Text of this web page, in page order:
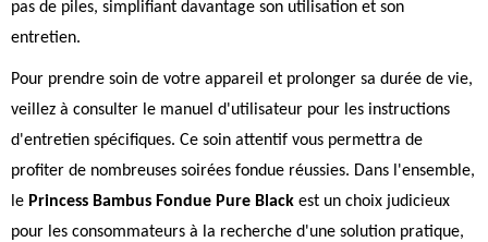
pas de piles, simplifiant davantage son utilisation et son
entretien.
Pour prendre soin de votre appareil et prolonger sa durée de vie,
veillez à consulter le manuel d'utilisateur pour les instructions
d'entretien spécifiques. Ce soin attentif vous permettra de
profiter de nombreuses soirées fondue réussies. Dans l'ensemble,
le Princess Bambus Fondue Pure Black est un choix judicieux
pour les consommateurs à la recherche d'une solution pratique,